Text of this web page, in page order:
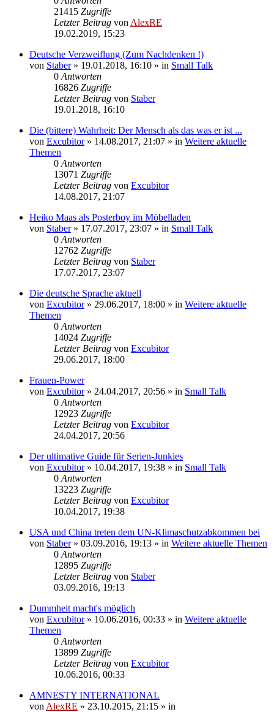
21415 Zugriffe
Letzter Beitrag von AlexRE
19.02.2019, 15:23
Deutsche Verzweiflung (Zum Nachdenken !)
von Staber» 19.01.2018, 16:10 » in Small Talk
0 Antworten
16826 Zugriffe
Letzter Beitrag von Staber
19.01.2018, 16:10
Die (bittere) Wahrheit: Der Mensch als das was er ist ...
von Excubitor» 14.08.2017, 21:07 » in Weitere aktuelle
Themen
0 Antworten
13071 Zugriffe
Letzter Beitrag von Excubitor
14.08.2017, 21:07
Heiko Maas als Posterboy im Möbelladen
von Staber» 17.07.2017, 23:07 » in Small Talk
0 Antworten
12762 Zugriffe
Letzter Beitrag von Staber
17.07.2017, 23:07
Die deutsche Sprache aktuell
von Excubitor» 29.06.2017, 18:00 » in Weitere aktuelle
Themen
0 Antworten
14024 Zugriffe
Letzter Beitrag von Excubitor
29.06.2017, 18:00
Frauen-Power
von Excubitor» 24.04.2017, 20:56 » in Small Talk
0 Antworten
12923 Zugriffe
Letzter Beitrag von Excubitor
24.04.2017, 20:56
Der ultimative Guide für Serien-Junkies
von Excubitor» 10.04.2017, 19:38 » in Small Talk
0 Antworten
13223 Zugriffe
Letzter Beitrag von Excubitor
10.04.2017, 19:38
USA und China treten dem UN-Klimaschutzabkommen bei
von Staber» 03.09.2016, 19:13 » in Weitere aktuelle Themen
0 Antworten
12895 Zugriffe
Letzter Beitrag von Staber
03.09.2016, 19:13
Dummheit macht's möglich
von Excubitor» 10.06.2016, 00:33 » in Weitere aktuelle
Themen
0 Antworten
13899 Zugriffe
Letzter Beitrag von Excubitor
10.06.2016, 00:33
AMNESTY INTERNATIONAL
von AlexRE » 23.10.2015, 21:15 » in